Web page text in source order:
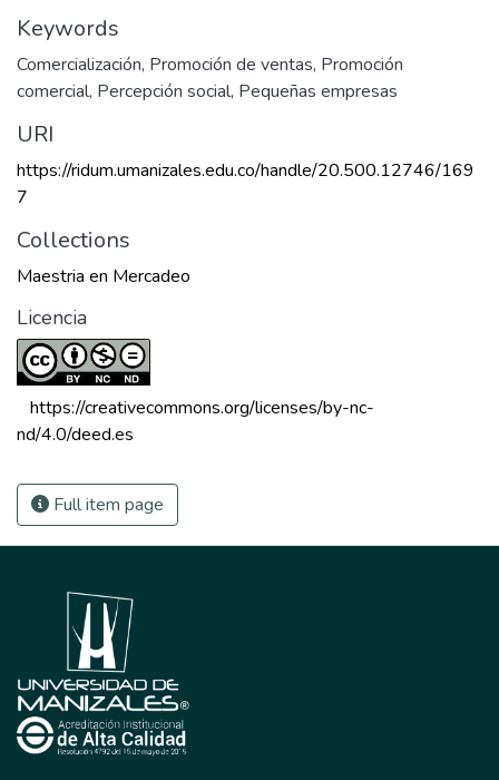
Keywords
Comercialización, Promoción de ventas, Promoción
comercial, Percepción social, Pequeñas empresas
URI
https://ridum.umanizales.edu.co/handle/20.500.12746/169
7
Collections
Maestria en Mercadeo
Licencia
https://creativecommons.org/licenses/by-nc-
nd/4.0/deed.es
Full item page